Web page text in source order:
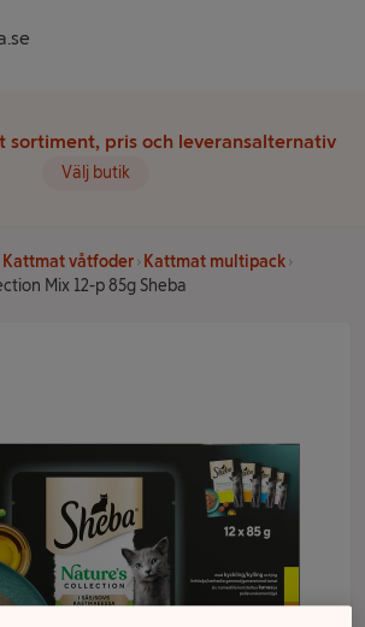
pris och leveransalternativ
Välj butik
Kattmat våtfoder
Kattmat multipack
Mix 12-p 85g Sheba